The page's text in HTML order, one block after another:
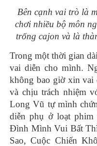
Bên cạnh vai trò là
chơi nhiều bộ môn
trống cajon và là
Trong một thời gian
vai diễn cho mình.
không bao giờ xin vai
và chịu trách nhiệm
Long Vũ tự mình
diễn phụ ở loạt
Đình Mình Vui Bất
Sao, Cuộc Chiến